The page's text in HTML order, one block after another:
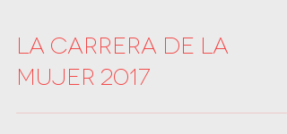
La Carrera de la
Mujer 2017